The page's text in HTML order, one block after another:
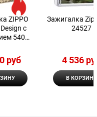
ZIPPO
с
540
руб
Зажигалка
24527
4 536
В КОРЗИНУ